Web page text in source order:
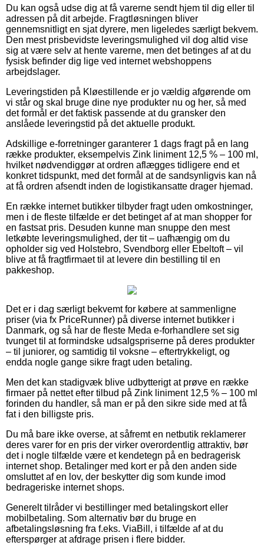
Du kan også udse dig at få varerne sendt hjem til dig eller til
adressen på dit arbejde. Fragtløsningen bliver
gennemsnitligt en sjat dyrere, men ligeledes særligt bekvem.
Den mest prisbevidste leveringsmulighed vil dog altid vise
sig at være selv at hente varerne, men det betinges af at du
fysisk befinder dig lige ved internet webshoppens
arbejdslager.
Leveringstiden på Kløestillende er jo vældig afgørende om
vi står og skal bruge dine nye produkter nu og her, så med
det formål er det faktisk passende at du gransker den
anslåede leveringstid på det aktuelle produkt.
Adskillige e-forretninger garanterer 1 dags fragt på en lang
række produkter, eksempelvis Zink liniment 12,5 % – 100 ml,
hvilket nødvendiggør at ordren aflægges tidligere end et
konkret tidspunkt, med det formål at de sandsynligvis kan nå
at få ordren afsendt inden de logistikansatte drager hjemad.
En række internet butikker tilbyder fragt uden omkostninger,
men i de fleste tilfælde er det betinget af at man shopper for
en fastsat pris. Desuden kunne man snuppe den mest
letkøbte leveringsmulighed, der tit – uafhængig om du
opholder sig ved Holstebro, Svendborg eller Ebeltoft – vil
blive at få fragtfirmaet til at levere din bestilling til en
pakkeshop.
Det er i dag særligt bekvemt for købere at sammenligne
priser (via fx PriceRunner) på diverse internet butikker i
Danmark, og så har de fleste Meda e-forhandlere set sig
tvunget til at formindske udsalgspriserne på deres produkter
– til juniorer, og samtidig til voksne – eftertrykkeligt, og
endda nogle gange sikre fragt uden betaling.
Men det kan stadigvæk blive udbytterigt at prøve en række
firmaer på nettet efter tilbud på Zink liniment 12,5 % – 100 ml
forinden du handler, så man er på den sikre side med at få
fat i den billigste pris.
Du må bare ikke overse, at såfremt en netbutik reklamerer
deres varer for en pris der virker overordentlig attraktiv, bør
det i nogle tilfælde være et kendetegn på en bedragerisk
internet shop. Betalinger med kort er på den anden side
omsluttet af en lov, der beskytter dig som kunde imod
bedrageriske internet shops.
Generelt tilråder vi bestillinger med betalingskort eller
mobilbetaling. Som alternativ bør du bruge en
afbetalingsløsning fra f.eks. ViaBill, i tilfælde af at du
efterspørger at afdrage prisen i flere bidder.